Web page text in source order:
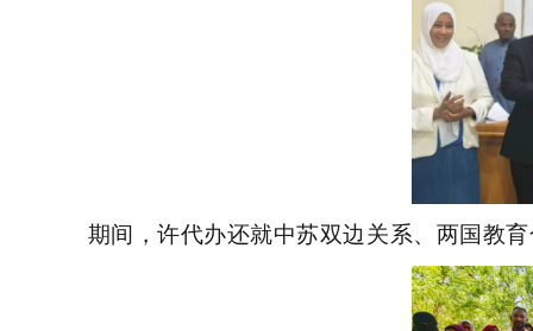
期间，许代办还就中苏双边关系、两国教